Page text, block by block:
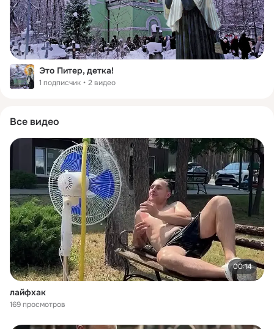
Это Питер, детка!
1 подписчик 2 видео
Все видео
00:14
лайфхак
169 просмотров